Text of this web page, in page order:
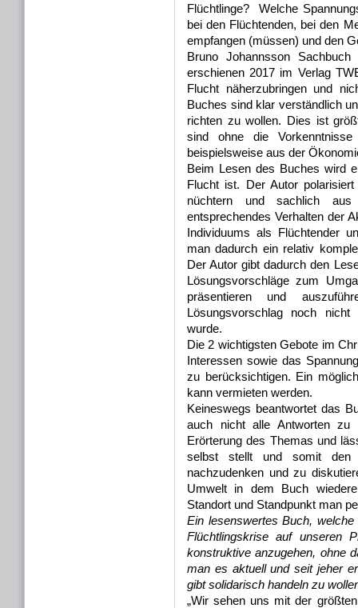
Flüchtlinge? Welche
bei den Flüchtenden, bei den
empfangen (müssen) und den
Bruno Johannsson Sachbuch
erschienen 2017 im Verlag
Flucht näherzubringen und
Buches sind klar verständlich
richten zu wollen. Dies ist
sind ohne die
beispielsweise aus der
Beim Lesen des Buches wird
Flucht ist. Der Autor
nüchtern und sachlich aus
entsprechendes Verhalten der
Individuums als Flüchtender
man dadurch ein relativ
Der Autor gibt dadurch den
Lösungsvorschläge zum
präsentieren und
Lösungsvorschlag noch
wurde.
Die 2 wichtigsten Gebote im
Interessen sowie das
zu berücksichtigen. Ein
kann vermieten werden.
Keineswegs beantwortet das
auch nicht alle Antworten zu
Erörterung des Themas und
selbst stellt und somit den
nachzudenken und zu
Umwelt in dem Buch
Standort und Standpunkt man
Ein lesenswertes Buch,
Flüchtlingskrise auf unseren
konstruktive anzugehen, ohne
man es aktuell und seit jeher
gibt solidarisch handeln zu
„Wir sehen uns mit der